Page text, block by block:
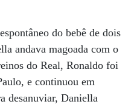
do bebê de dois
andava magoada com o
do Real, Ronaldo foi
e continuou em
desanuviar, Daniella